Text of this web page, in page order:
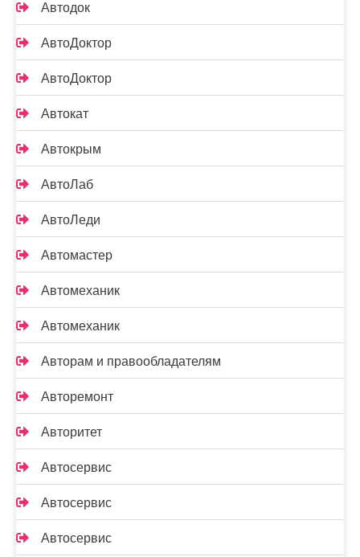
Автодок
АвтоДоктор
АвтоДоктор
Автокат
Автокрым
АвтоЛаб
АвтоЛеди
Автомастер
Автомеханик
Автомеханик
Авторам и правообладателям
Авторемонт
Авторитет
Автосервис
Автосервис
Автосервис